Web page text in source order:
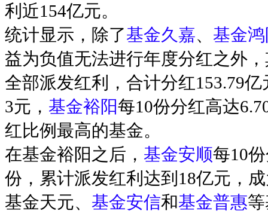
利近154亿元。
统计显示，除了基金久嘉、 基金
益为负值无法进行年度分红之外
全部派发红利，合计分红153.79
3元， 基金裕阳每10份分红高达
红比例最高的基金。
在基金裕阳之后， 基金安顺每10
份，累计派发红利达到18亿元，
基金天元、 基金安信和基金普惠